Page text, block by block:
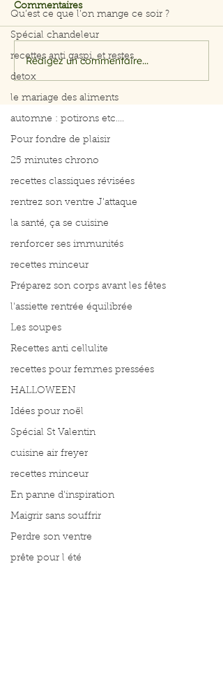
Qu’est ce que l’on mange ce soir ?
Spécial chandeleur
recettes anti gaspi, et restes
detox
le mariage des aliments
automne : potirons etc....
Pour fondre de plaisir
25 minutes chrono
recettes classiques révisées
rentrez son ventre J'attaque
la santé, ça se cuisine
renforcer ses immunités
recettes minceur
Préparez son corps avant les fêtes
l'assiette rentrée équilibrée
Les soupes
Recettes anti cellulite
recettes pour femmes pressées
HALLOWEEN
Idées pour noël
Spécial St Valentin
cuisine air freyer
recettes minceur
En panne d'inspiration
Maigrir sans souffrir
Perdre son ventre
prête pour l été
Salade rapide d’avocat,
pomme et crevettes
Commentaires
Rédigez un commentaire...